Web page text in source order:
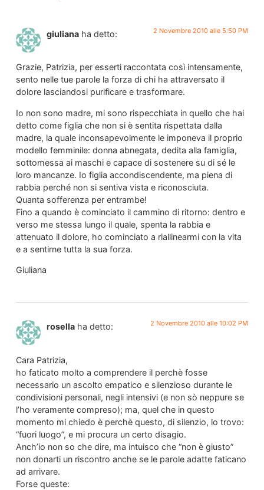
giuliana ha detto: 2 Novembre 2010 alle 5:50 PM
Grazie, Patrizia, per esserti raccontata così intensamente,
sento nelle tue parole la forza di chi ha attraversato il
dolore lasciandosi purificare e trasformare.
Io non sono madre, mi sono rispecchiata in quello che hai
detto come figlia che non si è sentita rispettata dalla
madre, la quale inconsapevolmente le imponeva il proprio
modello femminile: donna abnegata, dedita alla famiglia,
sottomessa ai maschi e capace di sostenere su di sé le
loro mancanze. Io figlia accondiscendente, ma piena di
rabbia perché non si sentiva vista e riconosciuta.
Quanta sofferenza per entrambe!
Fino a quando è cominciato il cammino di ritorno: dentro e
verso me stessa lungo il quale, spenta la rabbia e
attenuato il dolore, ho cominciato a riallinearmi con la vita
e a sentirne tutta la sua forza.
Giuliana
rosella ha detto: 2 Novembre 2010 alle 10:02 PM
Cara Patrizia,
ho faticato molto a comprendere il perchè fosse
necessario un ascolto empatico e silenzioso durante le
condivisioni personali, negli intensivi (e non sò neppure se
l’ho veramente compreso); ma, quel che in questo
momento mi chiedo è perchè questo, di silenzio, lo trovo:
“fuori luogo”, e mi procura un certo disagio.
Anch’io non so che dire, ma intuisco che “non è giusto”
non donarti un riscontro anche se le parole adatte faticano
ad arrivare.
Forse queste: